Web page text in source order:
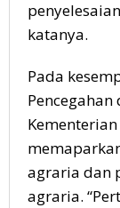
katanya.
Pada
agraria dan
agraria.